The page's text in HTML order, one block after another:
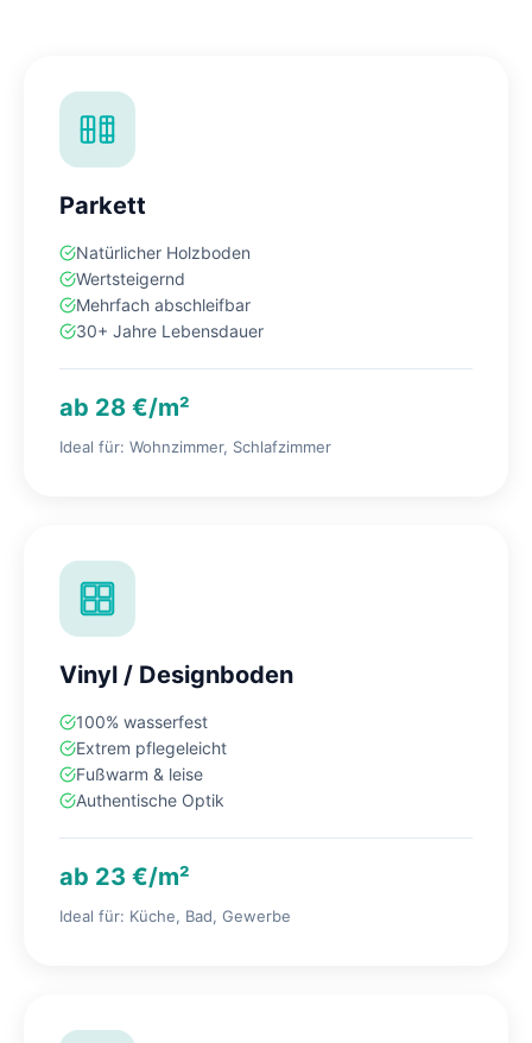
Parkett
Natürlicher Holzboden
Wertsteigernd
Mehrfach abschleifbar
30+ Jahre Lebensdauer
ab 28 €/m²
Ideal für: Wohnzimmer, Schlafzimmer
Vinyl / Designboden
100% wasserfest
Extrem pflegeleicht
Fußwarm & leise
Authentische Optik
ab 23 €/m²
Ideal für: Küche, Bad, Gewerbe